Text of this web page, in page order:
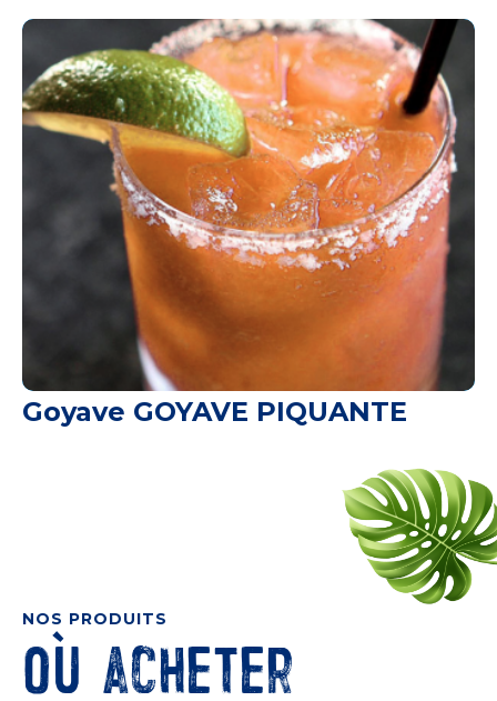
Goyave GOYAVE PIQUANTE
NOS PRODUITS
Où acheter